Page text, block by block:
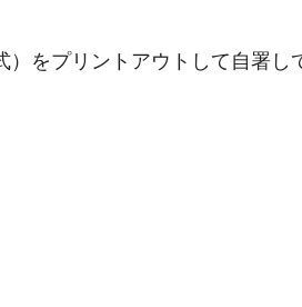
をプリントアウトして自署